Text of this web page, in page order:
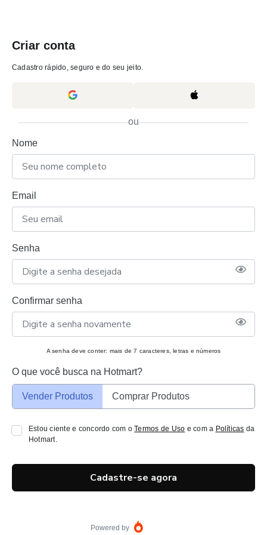
Criar conta
Cadastro rápido, seguro e do seu jeito.
ou
Nome
Email
Senha
Confirmar senha
A senha deve conter: mais de 7 caracteres, letras e números
O que você busca na Hotmart?
Vender Produtos Comprar Produtos
Estou ciente e concordo com oTermos de Uso e com a Políticas da
Hotmart.
Cadastre-se agora
Powered by